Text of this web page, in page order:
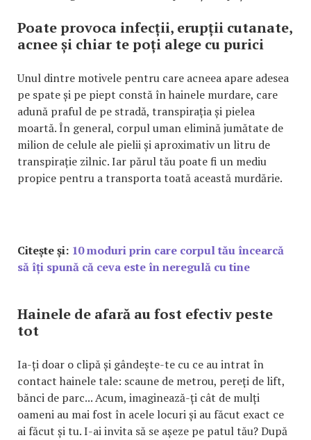
Poate provoca infecții, erupții cutanate,
acnee și chiar te poți alege cu purici
Unul dintre motivele pentru care acneea apare adesea
pe spate și pe piept constă în hainele murdare, care
adună praful de pe stradă, transpirația și pielea
moartă. În general, corpul uman elimină jumătate de
milion de celule ale pielii și aproximativ un litru de
transpirație zilnic. Iar părul tău poate fi un mediu
propice pentru a transporta toată această murdărie.
Citește și: 10 moduri prin care corpul tău încearcă
să îți spună că ceva este în neregulă cu tine
Hainele de afară au fost efectiv peste
tot
Ia-ți doar o clipă și gândește-te cu ce au intrat în
contact hainele tale: scaune de metrou, pereți de lift,
bănci de parc... Acum, imaginează-ți cât de mulți
oameni au mai fost în acele locuri și au făcut exact ce
ai făcut și tu. I-ai invita să se așeze pe patul tău? După